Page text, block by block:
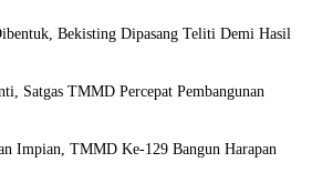
Bekisting Dipasang Teliti Demi Hasil
Satgas TMMD Percepat Pembangunan
Impian, TMMD Ke-129 Bangun Harapan